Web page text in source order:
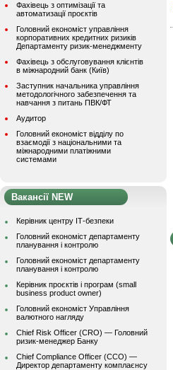
Фахівець з оптимізації та
автоматизації проєктів
Головний економіст управління
корпоративних кредитних ризиків
Департаменту ризик-менеджменту
Фахівець з обслуговування клієнтів
в міжнародний банк (Київ)
Заступник начальника управління
методологічного забезпечення та
навчання з питань ПВК/ФТ
Аудитор
Головний економіст відділу по
взаємодії з національними та
міжнародними платіжними
системами
Вакансії NEW
Керівник центру ІТ-безпеки
Головний економіст департаменту
планування і контролю
Головний економіст департаменту
планування і контролю
Керівник проєктів і програм (small
business product owner)
Головний економіст Управління
валютного нагляду
Chief Risk Officer (CRO) — Головний
ризик-менеджер Банку
Chief Compliance Officer (CCO) —
Директор департаменту комплаєнсу